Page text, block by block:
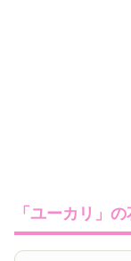
「ユーカリ」